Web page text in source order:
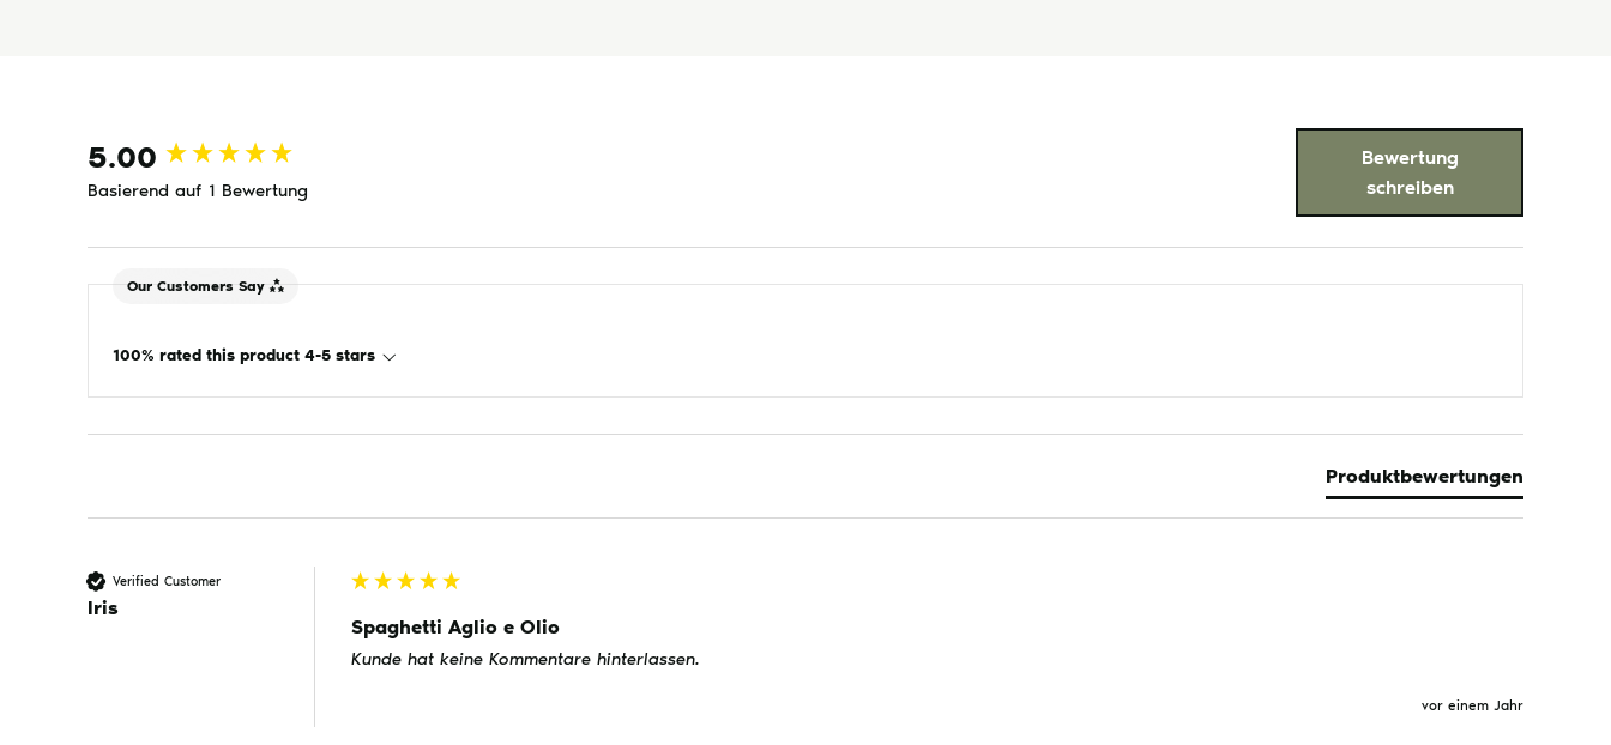
5.00
Basierend auf 1 Bewertung
Bewertung
schreiben
Our Customers Say
100% rated this product 4-5 stars
Produktbewertungen
Verified Customer
Iris
Spaghetti Aglio e Olio
Kunde hat keine Kommentare hinterlassen.
vor einem Jahr
New content loaded